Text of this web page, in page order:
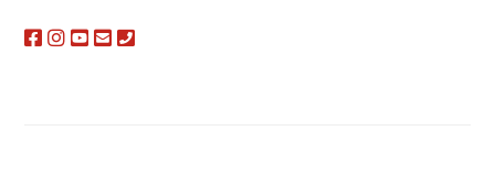
Hauptnavigation
Inhalt
Fußzeile